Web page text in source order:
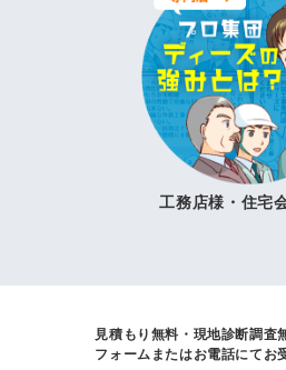
工務店様・住宅
見積もり無料・現地診断調査
フォームまたはお電話にてお